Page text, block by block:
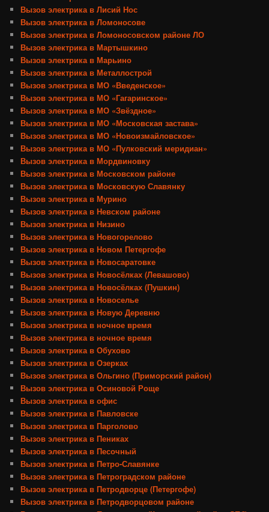
Вызов электрика в Лисий Нос
Вызов электрика в Ломоносове
Вызов электрика в Ломоносовском районе ЛО
Вызов электрика в Мартышкино
Вызов электрика в Марьино
Вызов электрика в Металлострой
Вызов электрика в МО «Введенское»
Вызов электрика в МО «Гагаринское»
Вызов электрика в МО «Звёздное»
Вызов электрика в МО «Московская застава»
Вызов электрика в МО «Новоизмайловское»
Вызов электрика в МО «Пулковский меридиан»
Вызов электрика в Мордвиновку
Вызов электрика в Московском районе
Вызов электрика в Московскую Славянку
Вызов электрика в Мурино
Вызов электрика в Невском районе
Вызов электрика в Низино
Вызов электрика в Новогорелово
Вызов электрика в Новом Петергофе
Вызов электрика в Новосаратовке
Вызов электрика в Новосёлках (Левашово)
Вызов электрика в Новосёлках (Пушкин)
Вызов электрика в Новоселье
Вызов электрика в Новую Деревню
Вызов электрика в ночное время
Вызов электрика в ночное время
Вызов электрика в Обухово
Вызов электрика в Озерках
Вызов электрика в Ольгино (Приморский район)
Вызов электрика в Осиновой Роще
Вызов электрика в офис
Вызов электрика в Павловске
Вызов электрика в Парголово
Вызов электрика в Пениках
Вызов электрика в Песочный
Вызов электрика в Петро-Славянке
Вызов электрика в Петроградском районе
Вызов электрика в Петродворце (Петергофе)
Вызов электрика в Петродворцовом районе